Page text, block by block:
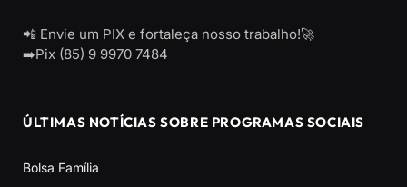
📲 Envie um PIX e fortaleça nosso trabalho!🚀
➡️Pix (85) 9 9970 7484
ÚLTIMAS NOTÍCIAS SOBRE PROGRAMAS SOCIAIS
Bolsa Família